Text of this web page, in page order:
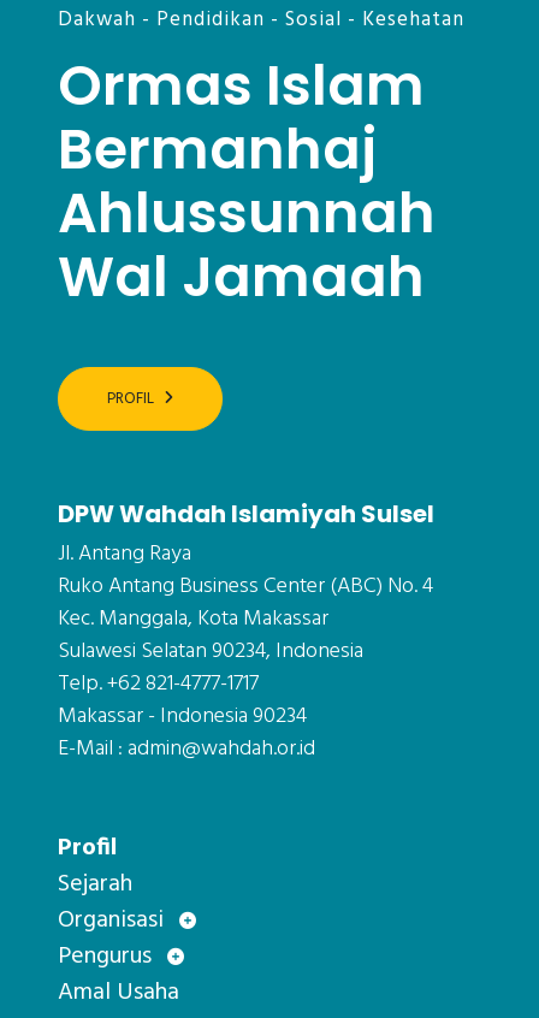
Dakwah - Pendidikan - Sosial - Kesehatan
Ormas Islam
Bermanhaj
Ahlussunnah
Wal Jamaah
PROFIL
DPW Wahdah Islamiyah Sulsel
Jl. Antang Raya
Ruko Antang Business Center (ABC) No. 4
Kec. Manggala, Kota Makassar
Sulawesi Selatan 90234, Indonesia
Telp. +62 821-4777-1717
Makassar - Indonesia 90234
E-Mail : admin@wahdah.or.id
Profil
Sejarah
Organisasi
Pengurus
Amal Usaha